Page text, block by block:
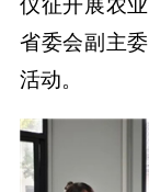
仪征开展农
省委会副主
活动。